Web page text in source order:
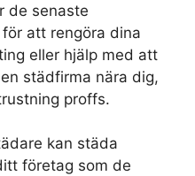
de senaste
att rengöra dina
eller hjälp med att
städfirma nära dig,
proffs.
kan städa
företag som de